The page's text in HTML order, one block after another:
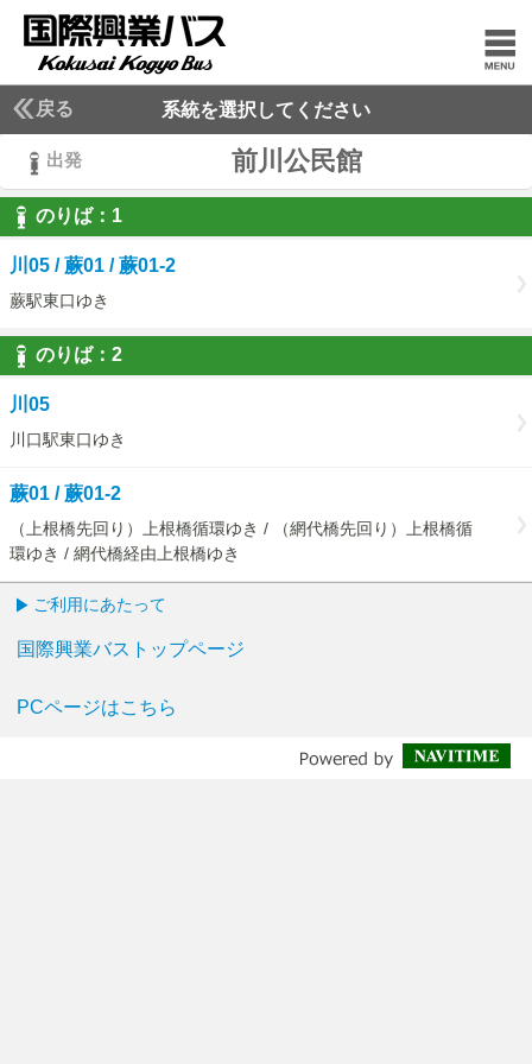
戻る 系統を選択してください
出発 前川公民館
のりば： 1
1
川05 / 蕨01 / 蕨01-2
蕨駅東口ゆき
のりば： 2
2
川05
川口駅東口ゆき
蕨01 / 蕨01-2
（上根橋先回り）上根橋循環ゆき / （網代橋先回り）上根橋循
環ゆき / 網代橋経由上根橋ゆき
ご利用にあたって
国際興業バストップページ
PCページはこちら